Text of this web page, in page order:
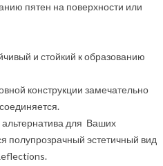
пятен на поверхности или
и стойкий к образованию
конструкции замечательно
для Ваших
полупрозрачный эстетичный вид